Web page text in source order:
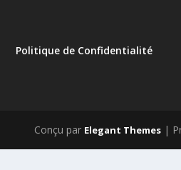
Politique de Confidentialité
Conçu par Elegant Themes|